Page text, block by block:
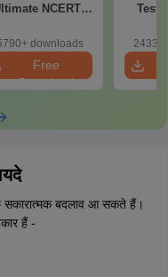
NCERT
& Diagrams
Guide PDF
downloads
Free
Download
Test
सकारात्मक बदलाव आ सकते हैं।
हैं -